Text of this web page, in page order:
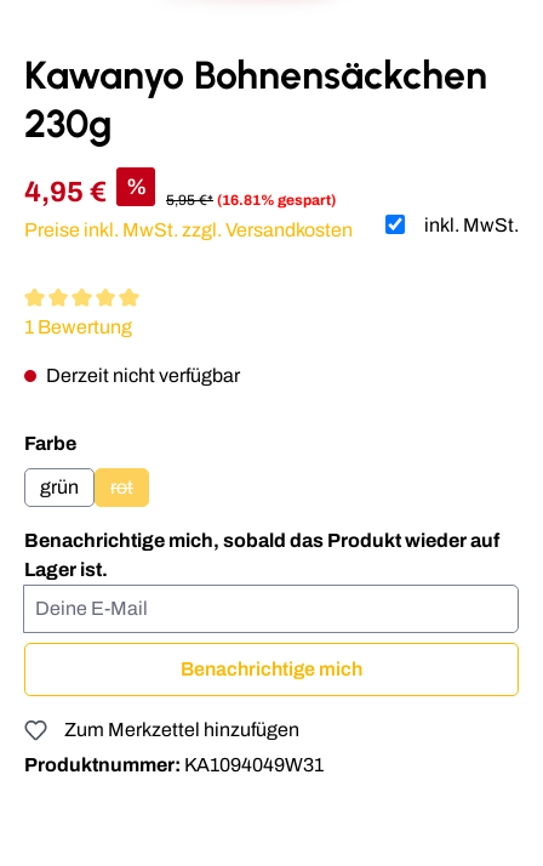
Kawanyo Bohnensäckchen
230g
4,95 € %
5,95 €* (16.81% gespart)
inkl. MwSt.
Preise inkl. MwSt. zzgl. Versandkosten
Durchschnittliche Bewertung von 5 von 5 Sternen
1 Bewertung
Derzeit nicht verfügbar
Farbeauswählen
grün rot
(Diese Option ist zurzeit nicht verfügbar.)
Benachrichtige mich, sobald das Produkt wieder auf
Lager ist.
Deine E-Mail
Benachrichtige mich
Zum Merkzettel hinzufügen
Produktnummer: KA1094049W31